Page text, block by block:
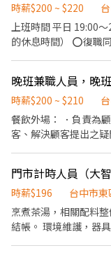
時薪$200 ~ $220
上班時間 平日 19:00～23:30 假日 13:30～23:30 （中間會給予充分
的休息時間） ⭕復職同仁大歡迎 離職未滿三個月者享有: ▪年資累
假打工 ▪彈性排班：
場 帶客入座→介紹、
收銀結帳 等 ▪內場
餐具清洗→庫存盤點
升參與感 ▪除學習到
還可接觸店鋪的經營管
有完善的福利制度，
出 ▪計畫拓展全台灣
成為頂尖品牌
晚班兼職人員，晚
時薪$200 ~ $210
餐飲外場： ．負責為
客、解決顧客提出之
負責結帳、收銀等工
前與烹飪中之準備工作
切各種食材。 ．負責
所需要的食材。 ．協
門市計時人員（大
時薪$196
台中市東
烹煮茶湯，相關配料
結帳。 環境維護，器